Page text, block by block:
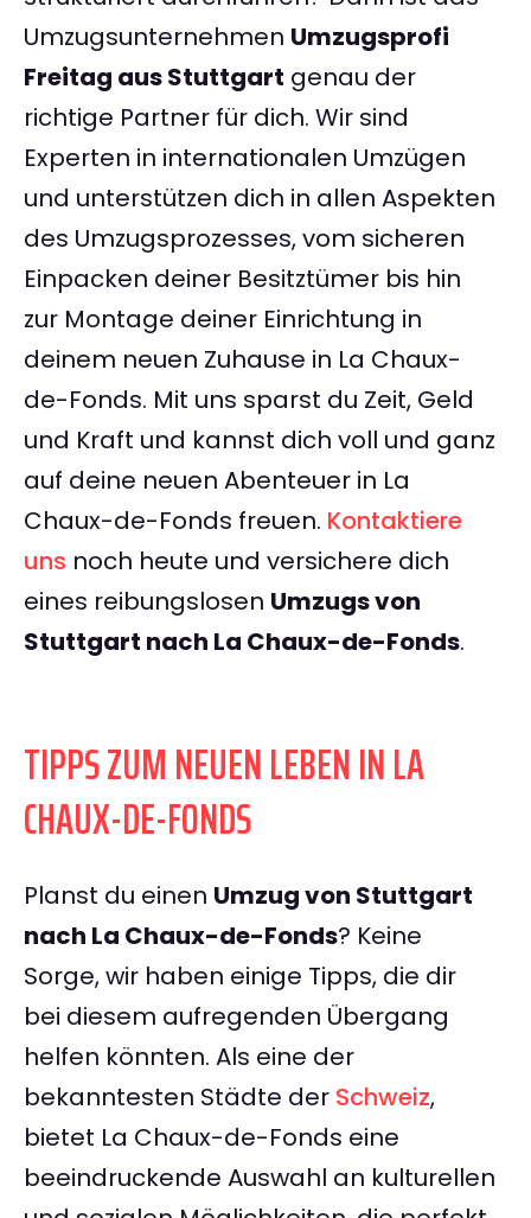
Umzugsunternehmen Umzugsprofi
Freitag aus Stuttgart genau der
richtige Partner für dich. Wir sind
Experten in internationalen Umzügen
und unterstützen dich in allen Aspekten
des Umzugsprozesses, vom sicheren
Einpacken deiner Besitztümer bis hin
zur Montage deiner Einrichtung in
deinem neuen Zuhause in La Chaux-
de-Fonds. Mit uns sparst du Zeit, Geld
und Kraft und kannst dich voll und ganz
auf deine neuen Abenteuer in La
Chaux-de-Fonds freuen. Kontaktiere
uns noch heute und versichere dich
eines reibungslosen Umzugs von
Stuttgart nach La Chaux-de-Fonds.
TIPPS ZUM NEUEN LEBEN IN LA
CHAUX-DE-FONDS
Planst du einen Umzug von Stuttgart
nach La Chaux-de-Fonds? Keine
Sorge, wir haben einige Tipps, die dir
bei diesem aufregenden Übergang
helfen könnten. Als eine der
bekanntesten Städte der Schweiz,
bietet La Chaux-de-Fonds eine
beeindruckende Auswahl an kulturellen